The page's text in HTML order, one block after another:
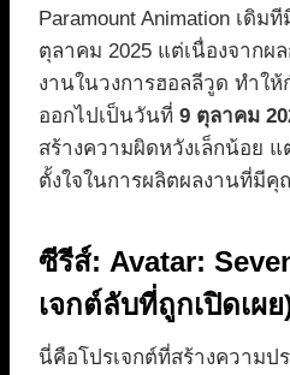
Paramount Animation เดิ
ตุลาคม 2025 แต่เนื่องจากผ
งานในวงการฮอลลีวูด ทำใ
ออกไปเป็นวันที่ 9 ตุลาคม
สร้างความผิดหวังเล็กน้อย
ตั้งใจในการผลิตผลงานที่มี
ซีรีส์: Avatar:
เจกต์ลับที่ถูกเปิดเผย
นี่คือโปรเจกต์ที่สร้างความป